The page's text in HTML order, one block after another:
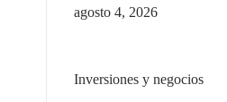
agosto 4, 2026
Inversiones y negocios